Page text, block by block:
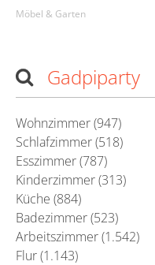
Möbel & Garten
Gadpiparty
Wohnzimmer (947)
Schlafzimmer (518)
Esszimmer (787)
Kinderzimmer (313)
Küche (884)
Badezimmer (523)
Arbeitszimmer (1.542)
Flur (1.143)